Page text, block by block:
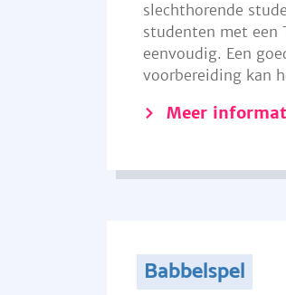
slechthorende
studenten met een
eenvoudig. Een
voorbereiding kan
Meer
Babbelspel